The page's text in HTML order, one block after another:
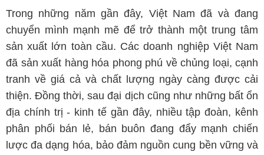
Trong những năm gần đây, Việt Nam đã và đang
chuyển mình mạnh mẽ để trở thành một trung tâm
sản xuất lớn toàn cầu. Các doanh nghiệp Việt Nam
đã sản xuất hàng hóa phong phú về chủng loại, cạnh
tranh về giá cả và chất lượng ngày càng được cải
thiện. Đồng thời, sau đại dịch cũng như những bất ổn
địa chính trị - kinh tế gần đây, nhiều tập đoàn, kênh
phân phối bán lẻ, bán buôn đang đẩy mạnh chiến
lược đa dạng hóa, bảo đảm nguồn cung bền vững và